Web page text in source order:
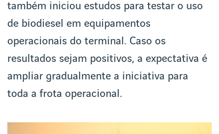
também iniciou estudos para testar o uso
de biodiesel em equipamentos
operacionais do terminal. Caso os
resultados sejam positivos, a expectativa é
ampliar gradualmente a iniciativa para
toda a frota operacional.